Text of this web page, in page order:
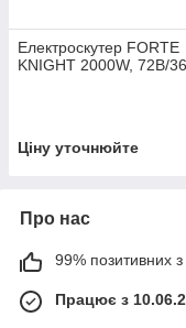
Електроскутер FORTE
KNIGHT 2000W, 72В/
Ціну уточнюйте
Про нас
99% позитивних з
Працює з